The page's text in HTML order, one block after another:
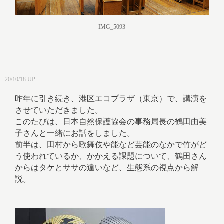
IMG_5093
20/10/18 UP
昨年に引き続き、港区エコプラザ（東京）で、講演を
させていただきました。
このたびは、日本自然保護協会の事務局長の鶴田由美
子さんと一緒にお話をしました。
前半は、田村から歌舞伎や能など芸能のなかで竹がど
う使われているか、かかえる課題について、鶴田さん
からはタケとササの違いなど、生態系の視点から解
説。